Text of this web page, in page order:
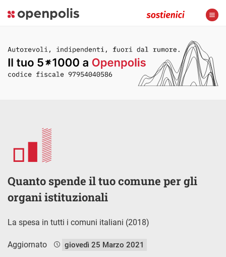
Quanto spende il tuo comune per gli
organi istituzionali
La spesa in tutti i comuni italiani (2018)
Aggiornato giovedì 25 Marzo 2021